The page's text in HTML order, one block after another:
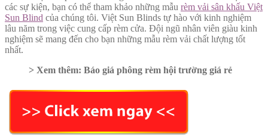
các sự kiện, bạn có thể tham khảo những mẫu rèm vải sân khấu Việt
Sun Blind của chúng tôi. Việt Sun Blinds tự hào với kinh nghiệm
lâu năm trong việc cung cấp rèm cửa. Đội ngũ nhân viên giàu kinh
nghiệm sẽ mang đến cho bạn những mẫu rèm vải chất lượng tốt
nhất.
> Xem thêm: Báo giá phông rèm hội trường giá rẻ